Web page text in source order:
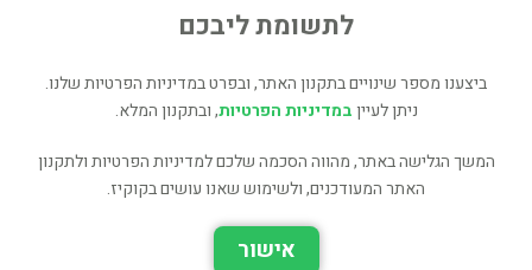
פרטי המוכר
לתשומת ליבכם
ביצענו מספר שינויים בתקנון האתר, ובפרט במדיניות הפרטיות שלנו.
ניתן לעייןבמדיניות הפרטיות, ובתקנון המלא.
המשך הגלישה באתר, מהווה הסכמה שלכם למדיניות הפרטיות ולתקנון
האתר המעודכנים, ולשימוש שאנו עושים בקוקיז.
אישור